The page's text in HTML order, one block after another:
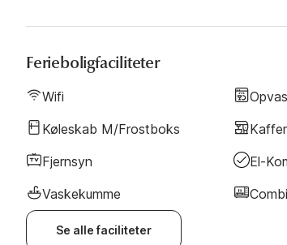
Ferieboligfaciliteter
Wifi
Køleskab M/frostboks
Fjernsyn
El-
Vaskekumme
Se alle faciliteter